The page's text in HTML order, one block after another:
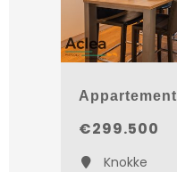
Appartement
€299.500
Knokke